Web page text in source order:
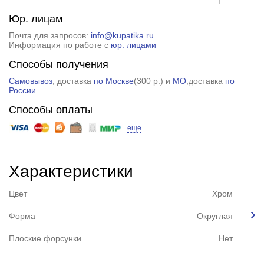
Юр. лицам
Почта для запросов: info@kupatika.ru
Информация по работе с юр. лицами
Способы получения
Самовывоз, доставка по Москве(300 р. ) и МО,доставка по
России
Способы оплаты
еще
Характеристики
Цвет Хром
Форма Округлая
Плоские форсунки Нет